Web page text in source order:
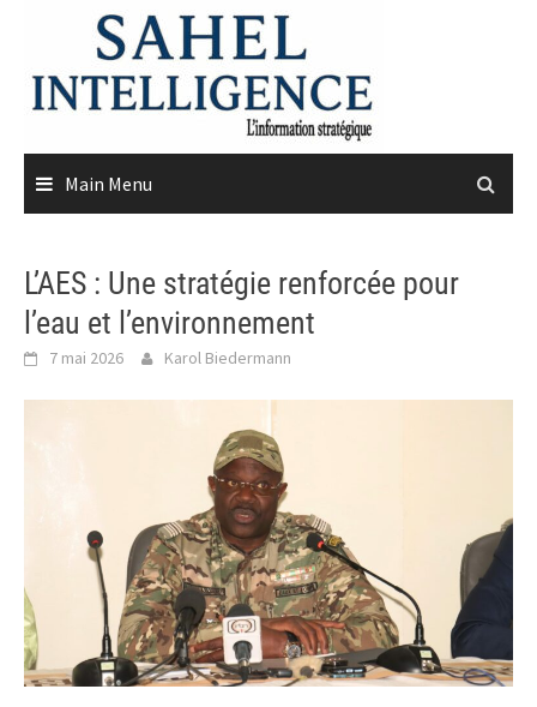
content
Main Menu
L’AES : Une stratégie renforcée pour
l’eau et l’environnement
7 mai 2026 Karol Biedermann